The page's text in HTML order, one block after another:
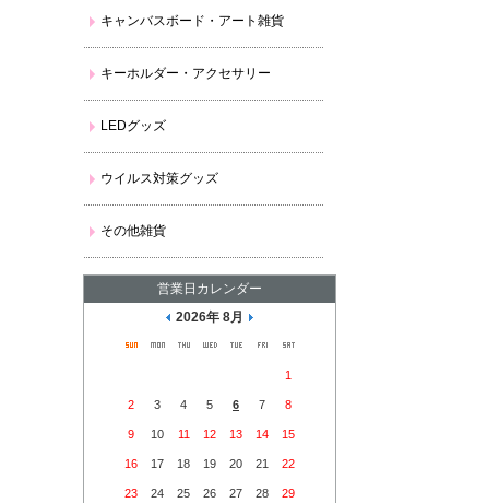
キャンバスボード・アート雑貨
キーホルダー・アクセサリー
LEDグッズ
ウイルス対策グッズ
その他雑貨
営業日カレンダー
2026年 8月
1
2 3 4 5 6 7 8
9 10 11 12 13 14 15
16 17 18 19 20 21 22
23 24 25 26 27 28 29